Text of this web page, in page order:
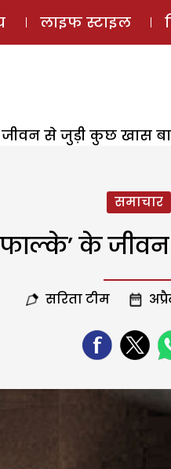
लाइफ स्टाइल
जीवन से जुड़ी कुछ खास
समाचार
फाल्के’ के
सरिता टीम